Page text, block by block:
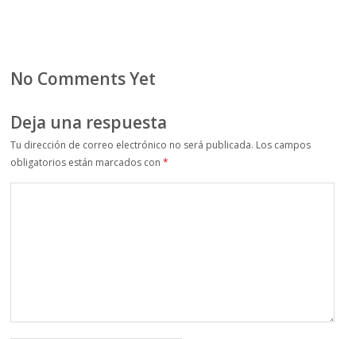
No Comments Yet
Deja una respuesta
Tu dirección de correo electrónico no será publicada. Los campos
obligatorios están marcados con*